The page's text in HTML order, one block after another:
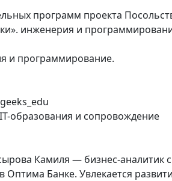
программ проекта
инженерия и
и программирование.
образования и сопровождение
Камиля — бизнес-аналитик с
Оптима Банке. Увлекается